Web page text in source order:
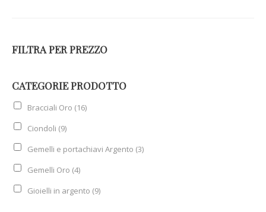
FILTRA PER PREZZO
CATEGORIE PRODOTTO
Bracciali Oro (16)
Ciondoli (9)
Gemelli e portachiavi Argento (3)
Gemelli Oro (4)
Gioielli in argento (9)